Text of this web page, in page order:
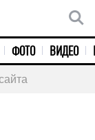
ФОТО ВИДЕО